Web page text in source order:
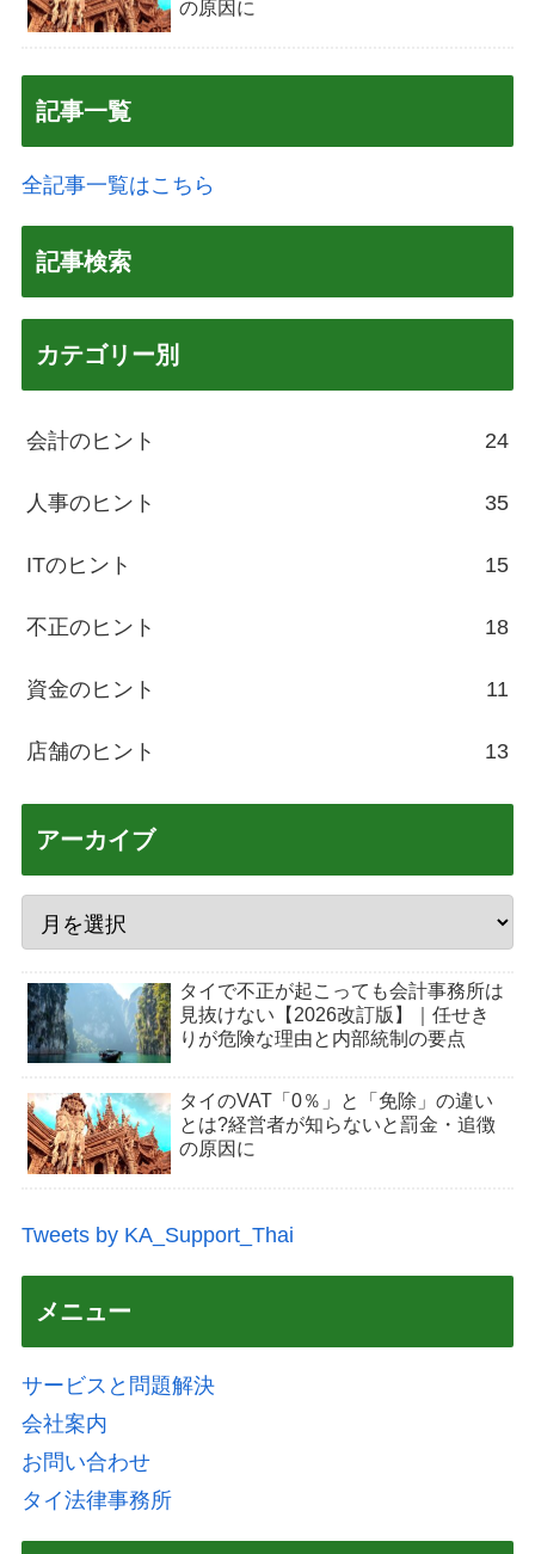
の原因に
記事一覧
全記事一覧はこちら
記事検索
カテゴリー別
会計のヒント 24
人事のヒント 35
ITのヒント 15
不正のヒント 18
資金のヒント 11
店舗のヒント 13
アーカイブ
タイで不正が起こっても会計事務所は
見抜けない【2026改訂版】｜任せき
りが危険な理由と内部統制の要点
タイのVAT「0％」と「免除」の違い
とは?経営者が知らないと罰金・追徴
の原因に
Tweets by KA_Support_Thai
メニュー
サービスと問題解決
会社案内
お問い合わせ
タイ法律事務所